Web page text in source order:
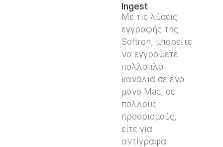
Ingest
Με τις λύσεις
εγγραφής της
Softron, μπορείτε
να εγγράψετε
πολλαπλά
κανάλια σε ένα
μόνο Mac, σε
πολλούς
προορισμούς,
είτε για
αντίγραφα